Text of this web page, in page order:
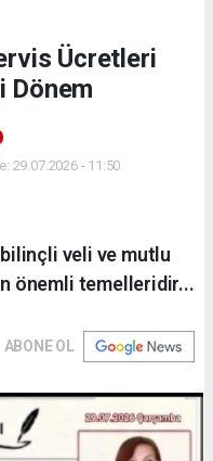
Ücretleri
Dönem
29.07.2026 - 11:50
veli ve mutlu
önemli temelleridir...
ABONE OL